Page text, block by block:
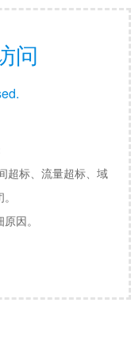
问
超标、流量超标、域
因。